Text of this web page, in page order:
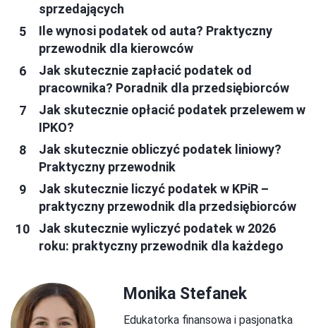
sprzedających
Ile wynosi podatek od auta? Praktyczny
przewodnik dla kierowców
Jak skutecznie zapłacić podatek od
pracownika? Poradnik dla przedsiębiorców
Jak skutecznie opłacić podatek przelewem w
IPKO?
Jak skutecznie obliczyć podatek liniowy?
Praktyczny przewodnik
Jak skutecznie liczyć podatek w KPiR –
praktyczny przewodnik dla przedsiębiorców
Jak skutecznie wyliczyć podatek w 2026
roku: praktyczny przewodnik dla każdego
Monika Stefanek
Edukatorka finansowa i pasjonatka